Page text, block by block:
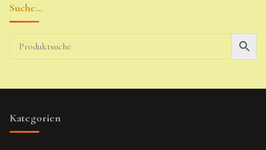
Suche…
Kategorien